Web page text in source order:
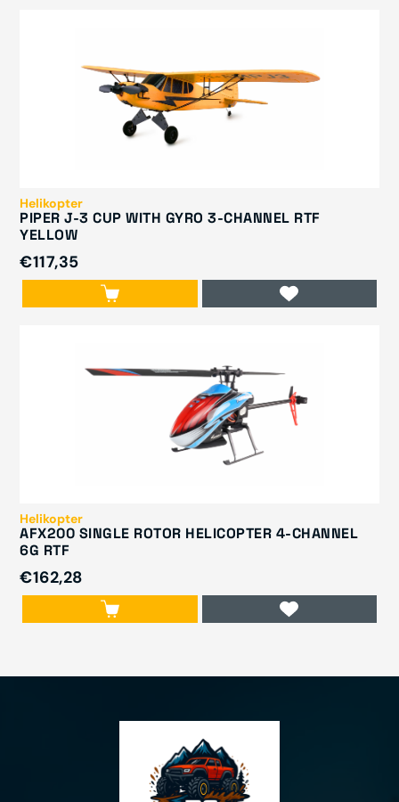
Helikopter
PIPER J-3 CUP WITH GYRO 3-CHANNEL RTF
YELLOW
€117,35
Helikopter
AFX200 SINGLE ROTOR HELICOPTER 4-CHANNEL
6G RTF
€162,28